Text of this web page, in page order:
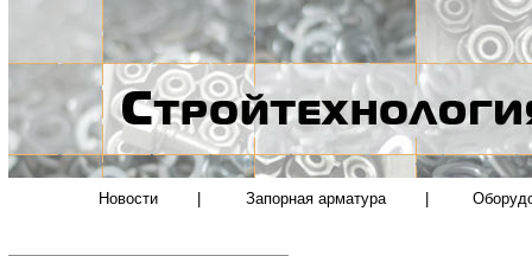
Новости Запорная арматура